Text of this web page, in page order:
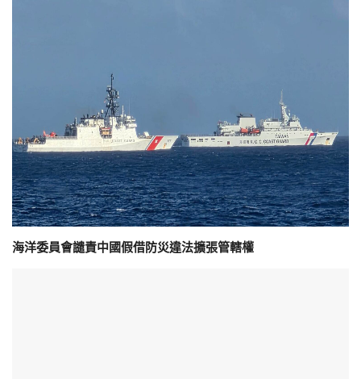
海洋委員會譴責中國假借防災違法擴張管轄權